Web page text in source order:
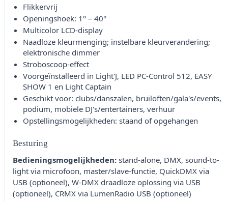
Flikkervrij
Openingshoek: 1° – 40°
Multicolor LCD-display
Naadloze kleurmenging; instelbare kleurverandering;
elektronische dimmer
Stroboscoop-effect
Voorgeïnstalleerd in Light'J, LED PC-Control 512, EASY
SHOW 1 en Light Captain
Geschikt voor: clubs/danszalen, bruiloften/gala's/events,
podium, mobiele DJ's/entertainers, verhuur
Opstellingsmogelijkheden: staand of opgehangen
Besturing
Bedieningsmogelijkheden: stand-alone, DMX, sound-to-
light via microfoon, master/slave-functie, QuickDMX via
USB (optioneel), W-DMX draadloze oplossing via USB
(optioneel), CRMX via LumenRadio USB (optioneel)